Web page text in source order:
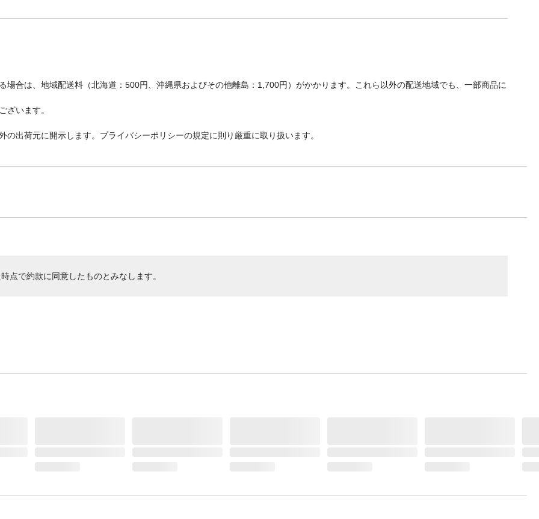
合は、地域配送料（北海道：500円、沖縄県およびその他離島：1,700円）がかかります。これら以外の配送地域でも、一部商品に
ざいます。
出荷元に開示します。プライバシーポリシーの規定に則り厳重に取り扱います。
点で約款に同意したものとみなします。